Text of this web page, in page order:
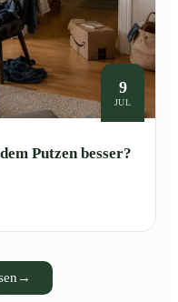
9
JUL
Putzen besser?
→